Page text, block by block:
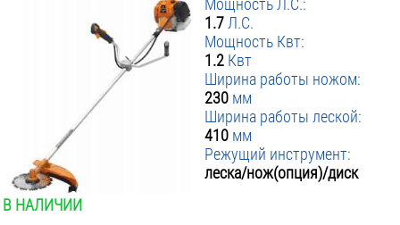
Мощность Л.С.:
1.7 Л.С.
Мощность Квт:
1.2 Квт
Ширина работы ножом:
230 мм
Ширина работы леской:
410 мм
Режущий инструмент:
леска/нож(опция)/диск
В НАЛИЧИИ